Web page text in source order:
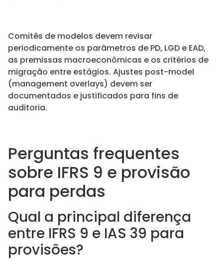
Comitês de modelos devem revisar
periodicamente os parâmetros de PD, LGD e EAD,
as premissas macroeconômicas e os critérios de
migração entre estágios. Ajustes post-model
(management overlays) devem ser
documentados e justificados para fins de
auditoria.
Perguntas frequentes
sobre IFRS 9 e provisão
para perdas
Qual a principal diferença
entre IFRS 9 e IAS 39 para
provisões?